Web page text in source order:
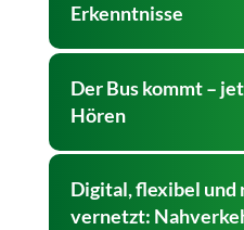
Erkenntnisse
Der Bus kommt –
Hören
Digital, flexibel und
vernetzt: